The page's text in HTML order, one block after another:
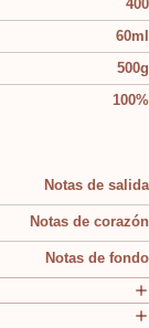
400
60ml
500g
100%
Notas de salida
Notas de corazón
Notas de fondo